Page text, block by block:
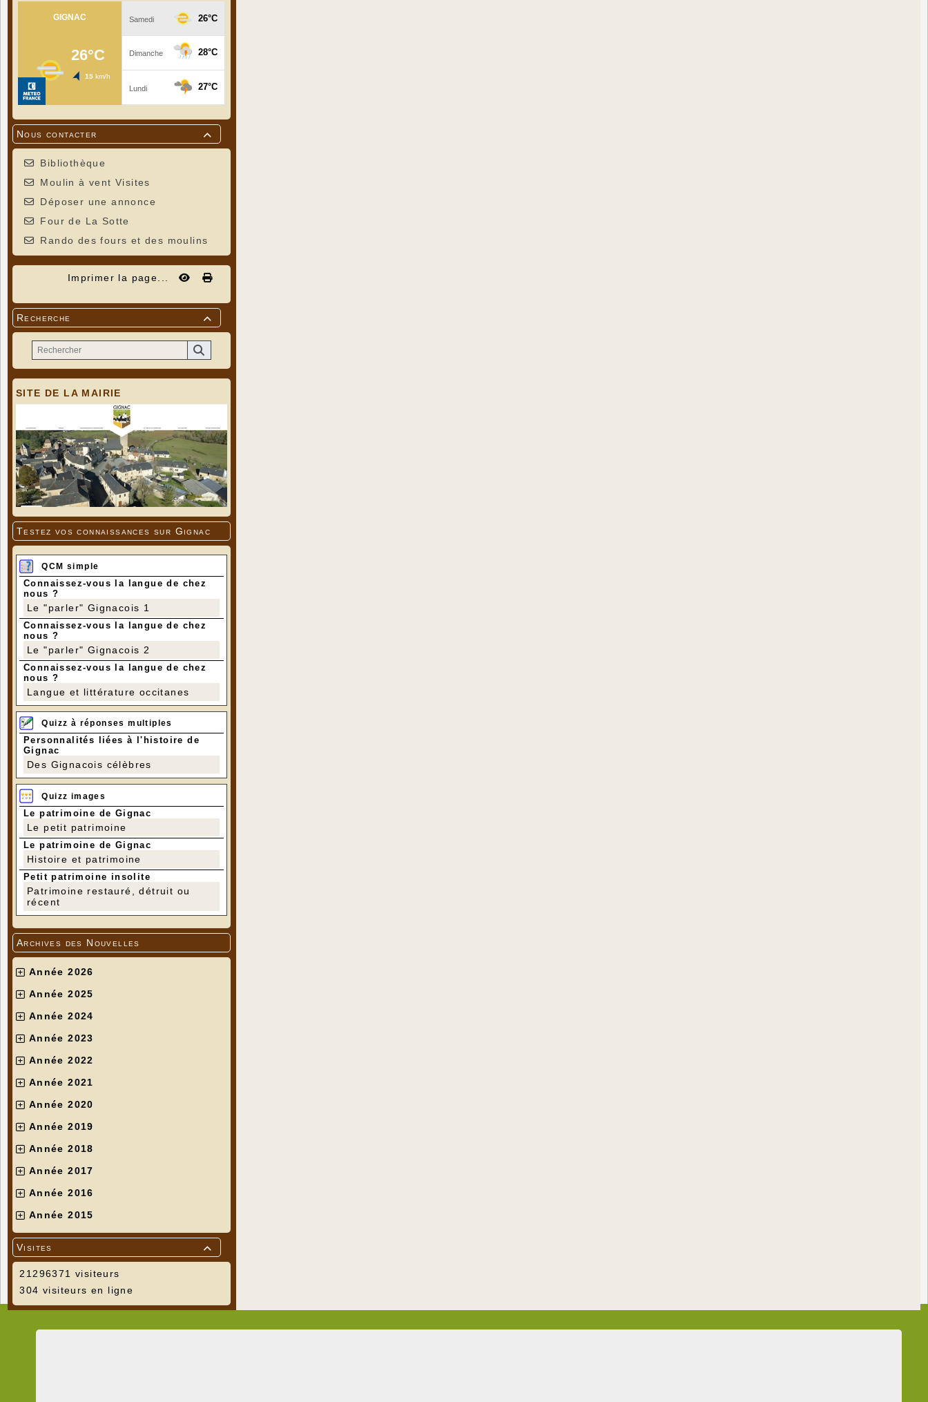

Nous contacter
Bibliothèque
Moulin à vent Visites
Déposer une annonce
Four de La Sotte
Rando des fours et des moulins
Imprimer la page...

Recherche
SITE DE LA MAIRIE
Testez vos connaissances sur Gignac
QCM simple
Connaissez-vous la langue de chez
nous ?
Le "parler" Gignacois 1
Connaissez-vous la langue de chez
nous ?
Le "parler" Gignacois 2
Connaissez-vous la langue de chez
nous ?
Langue et littérature occitanes
Quizz à réponses multiples
Personnalités liées à l'histoire de
Gignac
Des Gignacois célèbres
Quizz images
Le patrimoine de Gignac
Le petit patrimoine
Le patrimoine de Gignac
Histoire et patrimoine
Petit patrimoine insolite
Patrimoine restauré, détruit ou
récent
Archives des Nouvelles
Année 2026
Année 2025
Année 2024
Année 2023
Année 2022
Année 2021
Année 2020
Année 2019
Année 2018
Année 2017
Année 2016
Année 2015

Visites
21296371 visiteurs
304 visiteurs en ligne